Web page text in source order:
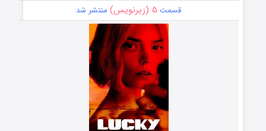
قسمت ۵ (زیرنویس) منتشر شد